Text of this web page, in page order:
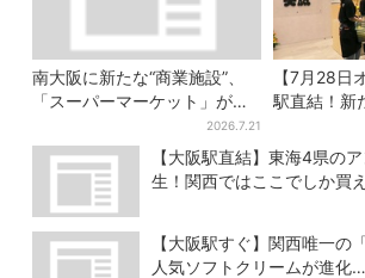
南大阪に新たな“商業施設”、
「スーパーマーケット」が先
行オープン！駅直結＆21時ま
で営業
2026.7.21
【7月28日
駅直結！新
ップ」、
民の“おやつ
【大阪駅直結】東海4県の
生！関西ではここでしか買
【大阪駅すぐ】関西唯一の
人気ソフトクリームが進化